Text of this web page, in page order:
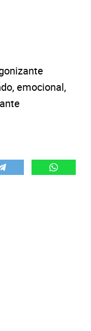
emocional,